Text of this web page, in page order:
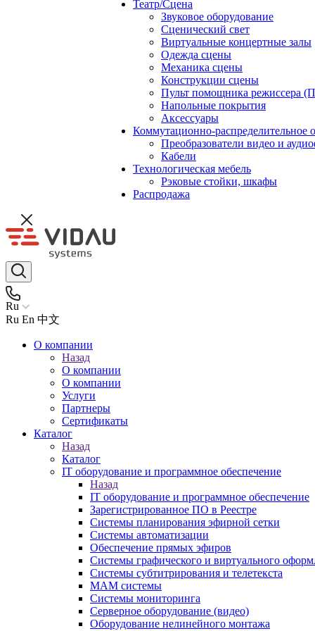
Театр/Сцена
Звуковое оборудование
Сценический свет
Виртуальные концертные залы
Одежда сцены
Механика сцены
Конструкции сцены
Пульт помощника режиссера
Напольные покрытия
Аксессуары
Коммутационно-распределительное
Преобразователи видео и
Кабели
Технологическая мебель
Рэковые стойки, шкафы
Распродажа
Ru
Ru En 中文
О компании
Назад
О компании
О компании
Услуги
Партнеры
Сертификаты
Каталог
Назад
Каталог
IT оборудование и программное обеспечение
Назад
IT оборудование и программное обеспечение
Зарегистрированное ПО в Реестре
Системы планирования эфирной сетки
Системы автоматизации
Обеспечение прямых эфиров
Системы графического и виртуального
Системы субтитрирования и телетекста
MAM системы
Системы мониторинга
Серверное оборудование (видео)
Оборудование нелинейного монтажа